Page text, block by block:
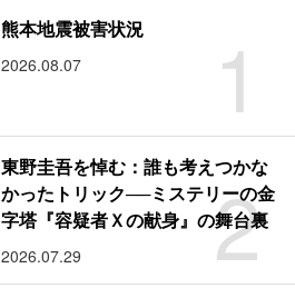
1
熊本地震被害状況
2026.08.07
2
東野圭吾を悼む：誰も考えつかな
かったトリック──ミステリーの金
字塔『容疑者Ｘの献身』の舞台裏
2026.07.29